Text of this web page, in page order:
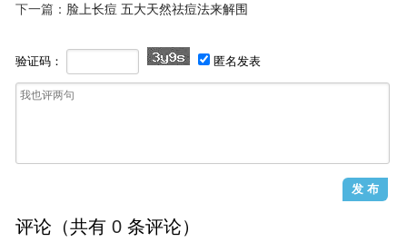
下一篇： 脸上长痘 五大天然祛痘法来解围
验证码： 匿名发表
评论（共有 0 条评论）